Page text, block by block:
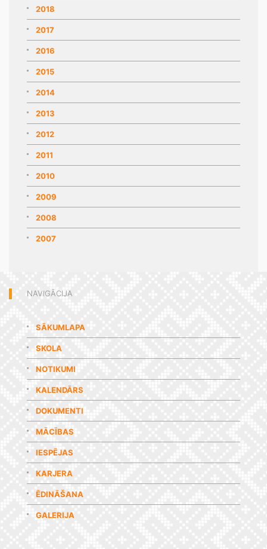
2018
2017
2016
2015
2014
2013
2012
2011
2010
2009
2008
2007
NAVIGĀCIJA
SĀKUMLAPA
SKOLA
NOTIKUMI
KALENDĀRS
DOKUMENTI
MĀCĪBAS
IESPĒJAS
KARJERA
ĒDINĀŠANA
GALERIJA